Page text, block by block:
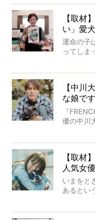
ところ
症し、な
きの年齢
た。さ
いいます。
この事
太郎の
アについ
【取材
い」愛
運命の子
ってしま
り添い
その悲し
いて、
こんな子
ていたと
ぼくら
と思った
【中川
な娘で
ッグと
『
優の中川
マちゃ
カエピ
【取材
人気女
いまをと
あるとい